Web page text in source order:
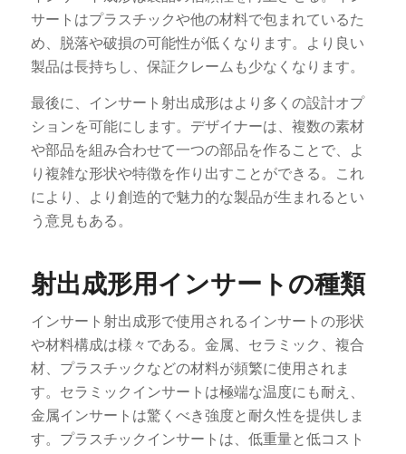
サートはプラスチックや他の材料で包まれているた
め、脱落や破損の可能性が低くなります。より良い
製品は長持ちし、保証クレームも少なくなります。
最後に、インサート射出成形はより多くの設計オプ
ションを可能にします。デザイナーは、複数の素材
や部品を組み合わせて一つの部品を作ることで、よ
り複雑な形状や特徴を作り出すことができる。これ
により、より創造的で魅力的な製品が生まれるとい
う意見もある。
射出成形用インサートの種類
インサート射出成形で使用されるインサートの形状
や材料構成は様々である。金属、セラミック、複合
材、プラスチックなどの材料が頻繁に使用されま
す。セラミックインサートは極端な温度にも耐え、
金属インサートは驚くべき強度と耐久性を提供しま
す。プラスチックインサートは、低重量と低コスト